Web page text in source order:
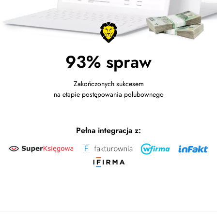
93% spraw
Zakończonych sukcesem
na etapie postępowania polubownego
Pełna integracja z: